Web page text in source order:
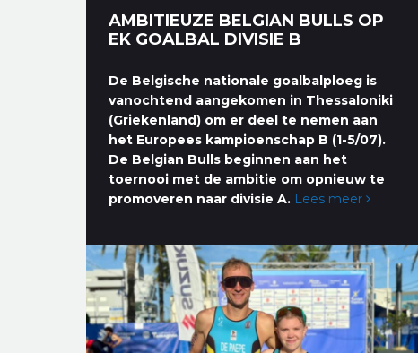
AMBITIEUZE BELGIAN BULLS OP
EK GOALBAL DIVISIE B
De Belgische nationale goalbalploeg is
vanochtend aangekomen in Thessaloniki
(Griekenland) om er deel te nemen aan
het Europees kampioenschap B (1-5/07).
De Belgian Bulls beginnen aan het
toernooi met de ambitie om opnieuw te
promoveren naar divisie A. Lees meer